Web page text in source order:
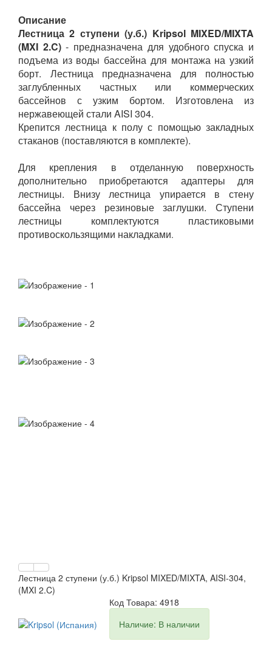
Описание
Лестница 2 ступени (у.б.) Kripsol MIXED/MIXTA
(MXI 2.C)- предназначена для удобного спуска и
подъема из воды бассейна для монтажа на узкий
борт. Лестница предназначена для полностью
заглубленных частных или коммерческих
бассейнов с узким бортом. Изготовлена из
нержавеющей стали AISI 304.
Крепится лестница к полу с помощью закладных
стаканов (поставляются в комплекте).
Для крепления в отделанную поверхность
дополнительно приобретаются адаптеры для
лестницы. Внизу лестница упирается в стену
бассейна через резиновые заглушки. Ступени
лестницы комплектуются пластиковыми
противоскользящими накладками.
Лестница 2 ступени (у.б.) Kripsol MIXED/MIXTA, AISI-304,
(MXI 2.C)
Код Товара: 4918
Наличие: В наличии